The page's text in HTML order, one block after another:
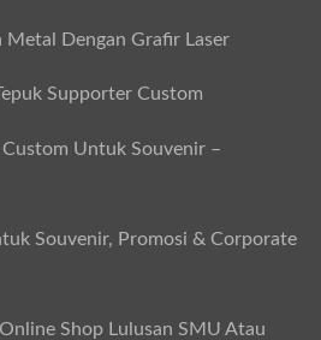
Dengan Grafir Laser
Supporter Custom
Untuk Souvenir –
Souvenir, Promosi & Corporate
Shop Lulusan SMU Atau